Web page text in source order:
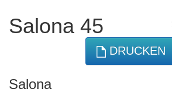
Salona 45
DRUCKEN
Salona